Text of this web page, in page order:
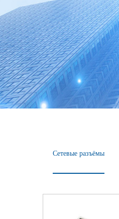
Сетевые разъёмы